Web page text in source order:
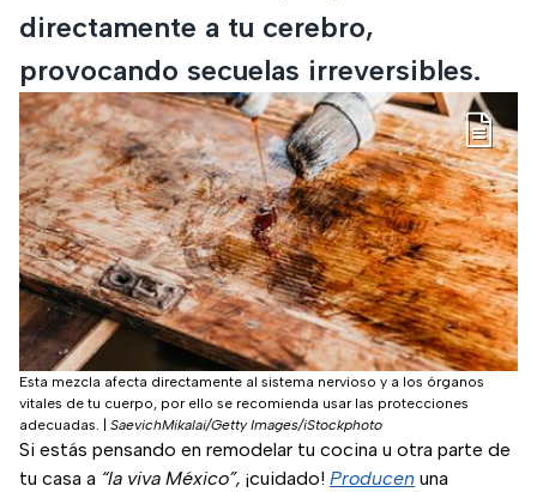
directamente a tu cerebro,
provocando secuelas irreversibles.
Esta mezcla afecta directamente al sistema nervioso y a los órganos
vitales de tu cuerpo, por ello se recomienda usar las protecciones
adecuadas.
SaevichMikalai/Getty Images/iStockphoto
Si estás pensando en remodelar tu cocina u otra parte de
tu casa a “la viva México”, ¡cuidado! Producen una